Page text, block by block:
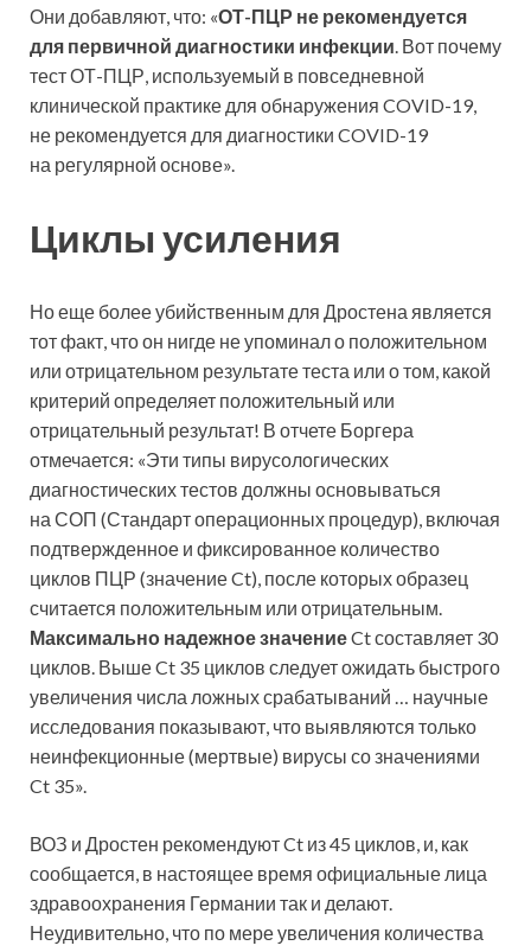
Они добавляют, что: «ОТ-ПЦР не рекомендуется
для первичной диагностики инфекции. Вот почему
тест ОТ-ПЦР, используемый в повседневной
клинической практике для обнаружения COVID-19,
не рекомендуется для диагностики COVID-19
на регулярной основе».
Циклы усиления
Но еще более убийственным для Дростена является
тот факт, что он нигде не упоминал о положительном
или отрицательном результате теста или о том, какой
критерий определяет положительный или
отрицательный результат! В отчете Боргера
отмечается: «Эти типы вирусологических
диагностических тестов должны основываться
на СОП (Стандарт операционных процедур), включая
подтвержденное и фиксированное количество
циклов ПЦР (значение Ct), после которых образец
считается положительным или отрицательным.
Максимально надежное значениеCt составляет 30
циклов. Выше Ct 35 циклов следует ожидать быстрого
увеличения числа ложных срабатываний … научные
исследования показывают, что выявляются только
неинфекционные (мертвые) вирусы со значениями
Ct 35».
ВОЗ и Дростен рекомендуют Ct из 45 циклов, и, как
сообщается, в настоящее время официальные лица
здравоохранения Германии так и делают.
Неудивительно, что по мере увеличения количества